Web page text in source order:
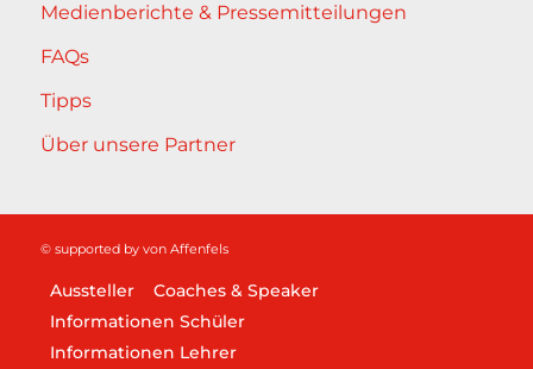
Medienberichte & Pressemitteilungen
FAQs
Tipps
Über unsere Partner
© supported by von Affenfels
Aussteller
Coaches & Speaker
Informationen Schüler
Informationen Lehrer